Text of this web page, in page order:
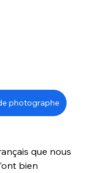
photographe
que nous
bien